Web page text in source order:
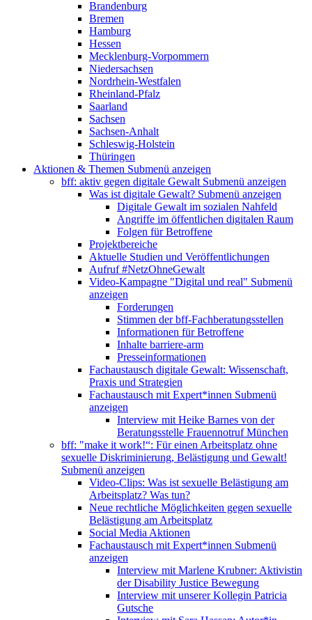
Brandenburg
Bremen
Hamburg
Hessen
Mecklenburg-Vorpommern
Niedersachsen
Nordrhein-Westfalen
Rheinland-Pfalz
Saarland
Sachsen
Sachsen-Anhalt
Schleswig-Holstein
Thüringen
Aktionen & Themen Submenü anzeigen
bff: aktiv gegen digitale Gewalt Submenü anzeigen
Was ist digitale Gewalt? Submenü anzeigen
Digitale Gewalt im sozialen Nahfeld
Angriffe im öffentlichen digitalen Raum
Folgen für Betroffene
Projektbereiche
Aktuelle Studien und Veröffentlichungen
Aufruf #NetzOhneGewalt
Video-Kampagne "Digital und real" Submenü
anzeigen
Forderungen
Stimmen der bff-Fachberatungsstellen
Informationen für Betroffene
Inhalte barriere-arm
Presseinformationen
Fachaustausch digitale Gewalt: Wissenschaft,
Praxis und Strategien
Fachaustausch mit Expert*innen Submenü
anzeigen
Interview mit Heike Barnes von der
Beratungsstelle Frauennotruf München
bff: "make it work!“: Für einen Arbeitsplatz ohne
sexuelle Diskriminierung, Belästigung und Gewalt!
Submenü anzeigen
Video-Clips: Was ist sexuelle Belästigung am
Arbeitsplatz? Was tun?
Neue rechtliche Möglichkeiten gegen sexuelle
Belästigung am Arbeitsplatz
Social Media Aktionen
Fachaustausch mit Expert*innen Submenü
anzeigen
Interview mit Marlene Krubner: Aktivistin
der Disability Justice Bewegung
Interview mit unserer Kollegin Patricia
Gutsche